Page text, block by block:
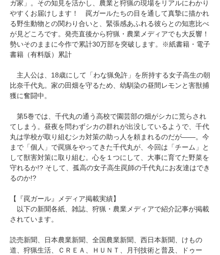
ガ家」。その知見を活かし、農業と狩猟の現場をリアルにわかり
やすくお届けします！ 罠ガールたちの目を通して真摯に描かれ
る野生動物との関わり合いと、緊張感あふれる彼らとの知恵比べ
が見どころです。発売直後から狩猟・農業メディアでも大反響！
勢いそのままに今作で累計30万部を突破します。※紙書籍・電子
書籍（有料版）累計
主人公は、18歳にして「わな猟免許」を所持する女子高生の朝
比奈千代丸。家の田畑を守るため、幼馴染の昼間レモンと害獣捕
獲に奮闘中。
第5巻では、千代丸の通う高校で園芸部の畑がシカに荒らされ
てしまう。昼夜を問わずシカの群れが出没しているようで、千代
丸は学校が取り組むシカ対策の助っ人を頼まれるのだが――。今
まで「個人」で罠猟をやってきた千代丸が、今回は「チーム」と
して獣害対策に取り組む。心を１つにして、大事に育てた野菜を
守れるか!? そして、孤高の女子高生罠師の千代丸にお友達はでき
るのか!?
【『罠ガール』メディア掲載実績】
以下の新聞各紙、雑誌、狩猟・農業メディアで紹介記事が掲載
されています。
読売新聞、日本農業新聞、全国農業新聞、西日本新聞、けもの
道、狩猟生活、ＣＲＥＡ、ＨＵＮＴ、月刊技術と普及、ドゥー